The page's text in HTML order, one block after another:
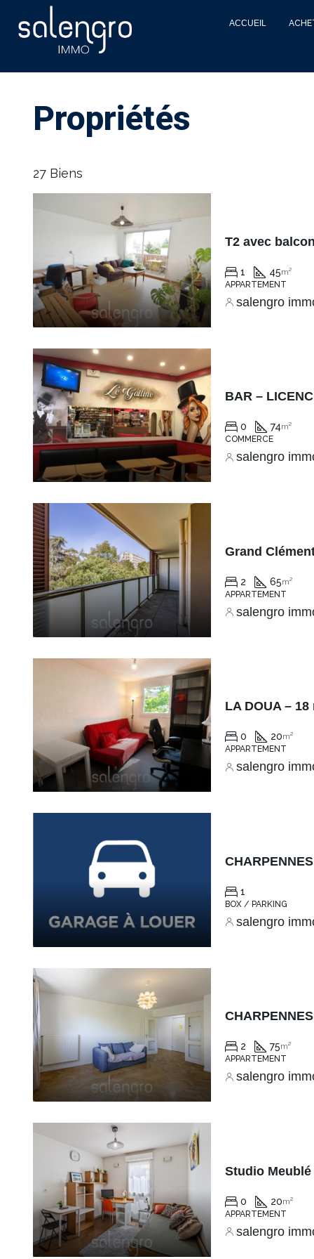
ACCUEIL
Propriétés
27 Biens
1 45m²
APPARTEMENT
salengro
BAR –
0 74m²
COMMERCE
salengro
2 65m²
APPARTEMENT
salengro
LA DOUA –
0 20m²
APPARTEMENT
salengro
1
BOX / PARKING
salengro
2 75m²
APPARTEMENT
salengro
0 20m²
APPARTEMENT
salengro